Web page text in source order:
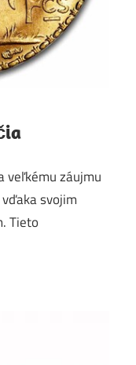
veľkému záujmu
svojim
Tieto